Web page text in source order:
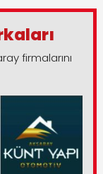
firmalarını